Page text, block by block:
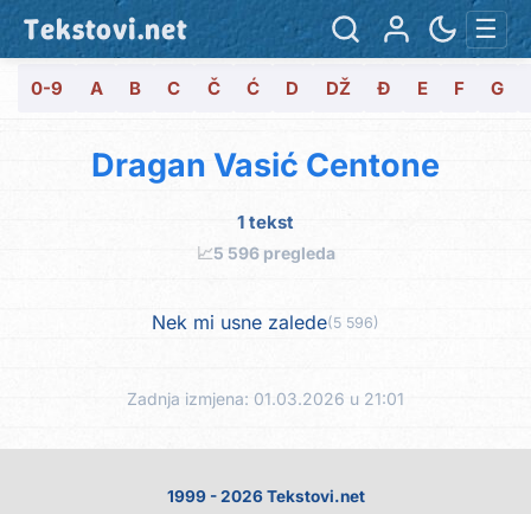
Tekstovi.net ☰
0-9 A B C Č Ć D DŽ Đ E F G
Dragan Vasić Centone
1 tekst
📈5 596 pregleda
Nek mi usne zalede(5 596)
Zadnja izmjena: 01.03.2026 u 21:01
1999 - 2026 Tekstovi.net